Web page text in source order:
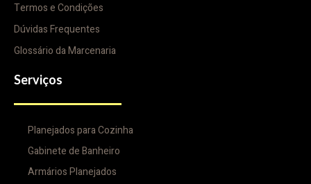
Termos e Condições
Dúvidas Frequentes
Glossário da Marcenaria
Serviços
Planejados para Cozinha
Gabinete de Banheiro
Armários Planejados